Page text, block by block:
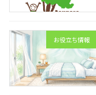
お役立ち情報